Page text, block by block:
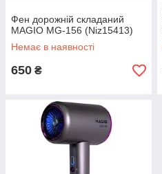
Фен дорожній складаний
MAGIO МG-156 (Niz15413)
Немає в наявності
650 ₴